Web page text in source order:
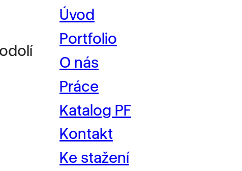
Úvod
Portfolio
O nás
Práce
Katalog PF
Kontakt
Ke stažení